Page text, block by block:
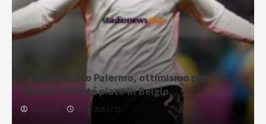
Calciomercato Palermo, ottimismo per
Almena. Diakité piace in Belgio
08/08/2026 17:15